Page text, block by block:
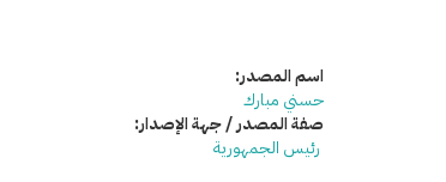
اسم المصدر:
حسني مبارك
صفة المصدر / جهة الإصدار:
رئيس الجمهورية